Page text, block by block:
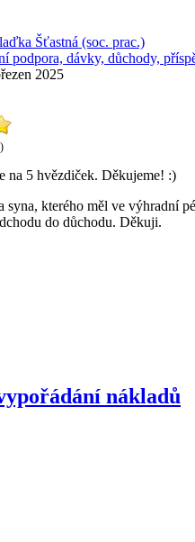
Šťastná (soc. prac.)
podpora, dávky, důchody,
2025
na 5 hvězdiček. Děkujeme! :)
kterého měl ve výhradní
do důchodu. Děkuji.
nákladů